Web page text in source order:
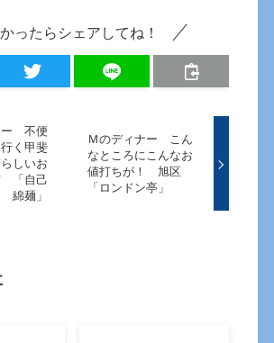
ったらシェアしてね！
ー 不便
く甲斐
しいお
「自己
綿麺」
Ｍのディナー こん
なところにこんなお
値打ちが！ 旭区
「ロンドン亭」